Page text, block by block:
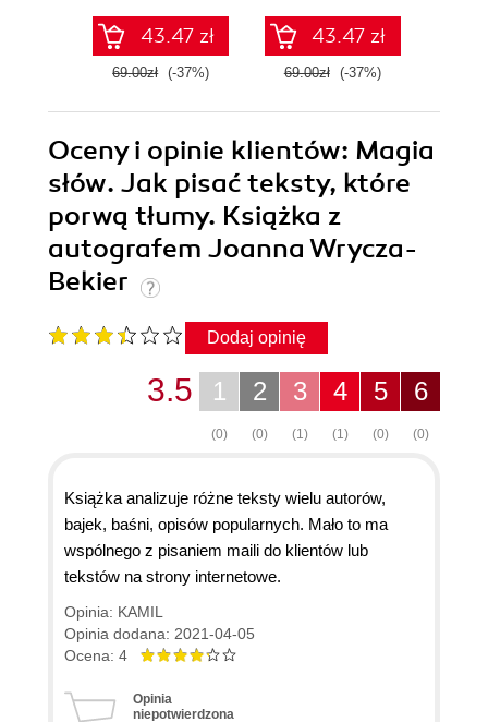
43.47 zł
69.00zł (-37%)
43.47 zł
69.00zł (-37%)
Oceny i opinie klientów: Magia
słów. Jak pisać teksty, które
porwą tłumy. Książka z
autografem Joanna Wrycza-
Bekier
Dodaj opinię
6
(0)
5
(0)
4
(1)
3
(1)
2
(0)
1
(0)
3.5
Książka analizuje różne teksty wielu autorów,
bajek, baśni, opisów popularnych. Mało to ma
wspólnego z pisaniem maili do klientów lub
tekstów na strony internetowe.
Opinia: KAMIL
Opinia dodana: 2021-04-05
Ocena: 4
Opinia
niepotwierdzona